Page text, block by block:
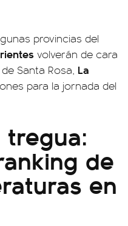
provincias del
volverán de cara
Santa Rosa, La
para la jornada del
de
en